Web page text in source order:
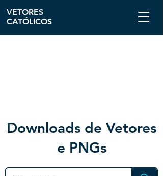
Downloads de Vetores
e PNGs
VETORES
CATÓLICOS